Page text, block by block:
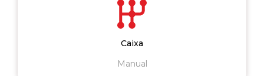
Caixa
Manual